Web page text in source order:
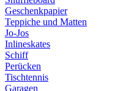
Geschenkpapier
Teppiche und Matten
Jo-Jos
Inlineskates
Schiff
Perücken
Tischtennis
Garagen